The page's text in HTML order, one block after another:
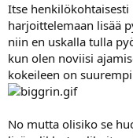
Itse
harjoittelemaan lisää
niin en uskalla tulla
kun olen noviisi
kokeileen on
No mutta olisiko se